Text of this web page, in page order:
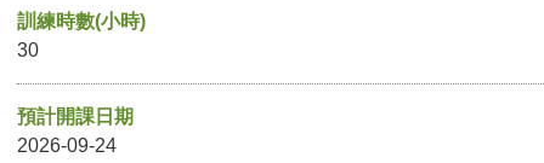
訓練時數(小時)
30
預計開課日期
2026-09-24